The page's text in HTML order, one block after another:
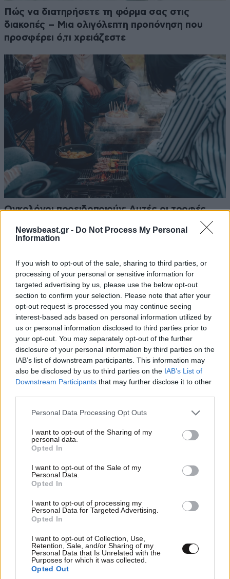
Newsbeast.gr - Do Not Process My Personal
Information
If you wish to opt-out of the sale, sharing to third parties, or
processing of your personal or sensitive information for
targeted advertising by us, please use the below opt-out
section to confirm your selection. Please note that after your
opt-out request is processed you may continue seeing
interest-based ads based on personal information utilized by
us or personal information disclosed to third parties prior to
your opt-out. You may separately opt-out of the further
disclosure of your personal information by third parties on the
IAB’s list of downstream participants. This information may
also be disclosed by us to third parties on the IAB’s List of
Downstream Participants that may further disclose it to other
Please note that this website/app uses one or more Google
not limited to your visit or usage behaviour. You may click to
grant or deny consent to Google and its third-party tags to
use your data for below specified purposes in below Google
consent section.
Personal Data Processing Opt Outs
I want to opt-out of the Sharing of my
personal data.
Opted In
I want to opt-out of the Sale of my
Personal Data.
Opted In
I want to opt-out of processing my
Personal Data for Targeted Advertising.
Opted In
I want to opt-out of Collection, Use,
Retention, Sale, and/or Sharing of my
Personal Data that Is Unrelated with the
Purposes for which it was collected.
Opted Out
Πώς να διατηρήσετε τη φόρμα σας στις
διακοπές – Μια ολιγόλεπτη προπόνηση που
προσφέρει ό,τι χρειάζεστε
Ογκολόγοι προειδοποιούν: Αυτές οι τροφές,
περνούν απαρατήρητες, αλλά καλό είναι να τις
βγάλετε από την καθημερινότητά σας
Ακολουθήστε τοNEWSBEASTστοGoogle News
και μάθετε πρώτοι όλες τις ειδήσεις
ΣΧΌΛΙΑ ΑΝΑΓΝΩΣΤΏΝ